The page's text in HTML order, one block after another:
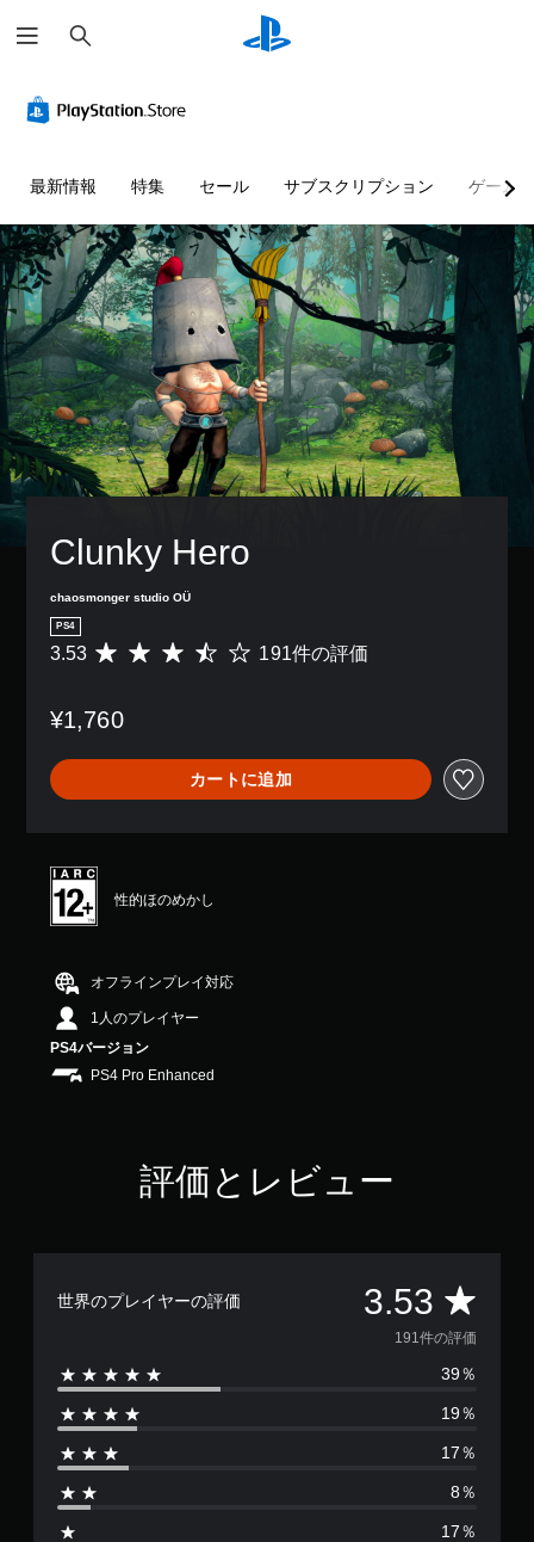
索
最新情報 特集 セール サブスクリプション ゲーム
Clunky Hero
chaosmonger studio OÜ
PS4
評
は
9
1
、
評
価
は
階
の
3
3.53 191件の評価
¥1,760
カートに追加
性的ほのめかし
オフラインプレイ対応
1人のプレイヤー
PS4バージョン
PS4 Pro Enhanced
評価とレビュー
世界のプレイヤーの評価 3.53 評
価
数
は
9
191件の評価
39％
19％
17％
8％
17％